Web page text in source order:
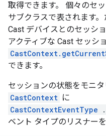
取得できます。 個々のセ
サブクラスで表されます。
Cast デバイスとのセッシ
アクティブな Cast セッシ
できます。
セッションの状態をモニタ
CastContext に
CastContextEventType
ベント タイプのリスナーを